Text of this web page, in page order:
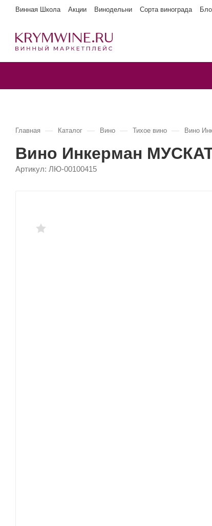
Винная Школа Акции Винодельни Сорта винограда
Главная — Каталог — Вино — Тихое вино — Вино
Вино Инкерман
Артикул: ЛЮ-00100415